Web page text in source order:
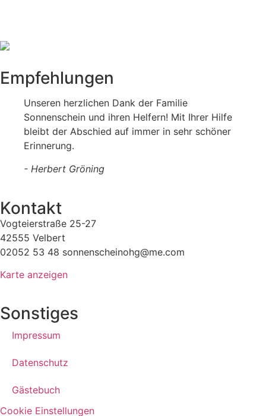
Empfehlungen
Unseren herzlichen Dank der Familie
Sonnenschein und ihren Helfern! Mit Ihrer Hilfe
bleibt der Abschied auf immer in sehr schöner
Erinnerung.
- Herbert Gröning
Kontakt
Vogteierstraße 25-27
42555 Velbert
02052 53 48 sonnenscheinohg@me.com
Karte anzeigen
Sonstiges
Impressum
Datenschutz
Gästebuch
Cookie Einstellungen